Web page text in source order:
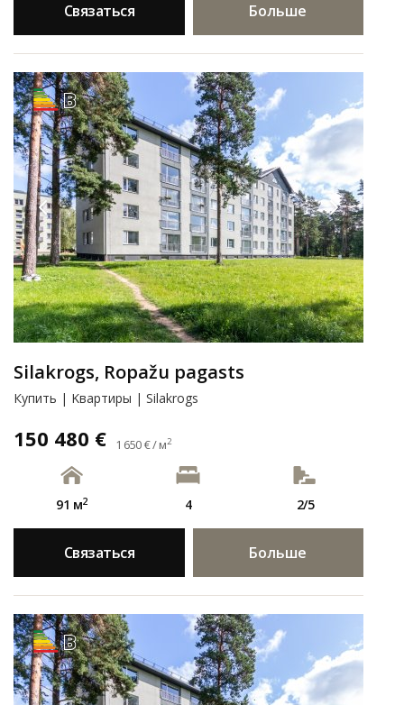
Связаться Больше
B
Silakrogs, Ropažu pagasts
Купить | Kвартиры | Silakrogs
150 480 € 1 650 € / м2
91 м2 4 2/5
Связаться Больше
B